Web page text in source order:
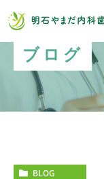
ブログ
BLOG